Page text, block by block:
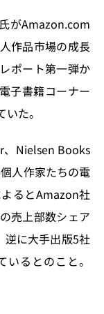
がAmazon.com
作品市場の成長
ポート第一弾か
子書籍コーナー
た。
Nielsen Books
人作家たちの電
るとAmazon社
売上部数シェア
逆に大手出版5社
るとのこと。